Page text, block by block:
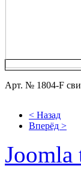
Арт. № 1804-F
< Назад
Вперёд >
Joomla